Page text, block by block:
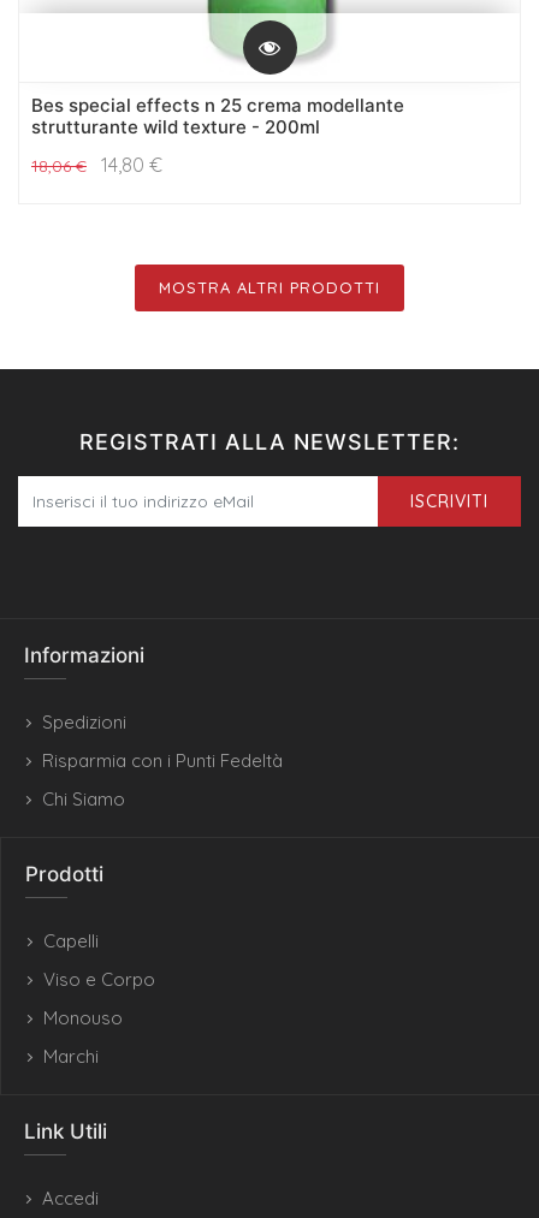
Bes special effects n 25 crema modellante
strutturante wild texture - 200ml
18,06€ 14,80 €
MOSTRA ALTRI PRODOTTI
REGISTRATI ALLA NEWSLETTER:
ISCRIVITI
Informazioni
Spedizioni
Risparmia con i Punti Fedeltà
Chi Siamo
Prodotti
Capelli
Viso e Corpo
Monouso
Marchi
Link Utili
Accedi